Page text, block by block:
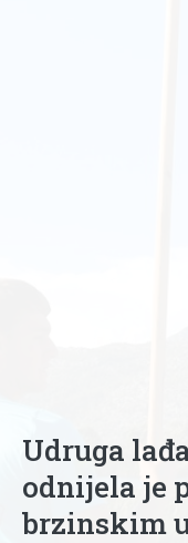
Udruga
odnijela je
brzinskim